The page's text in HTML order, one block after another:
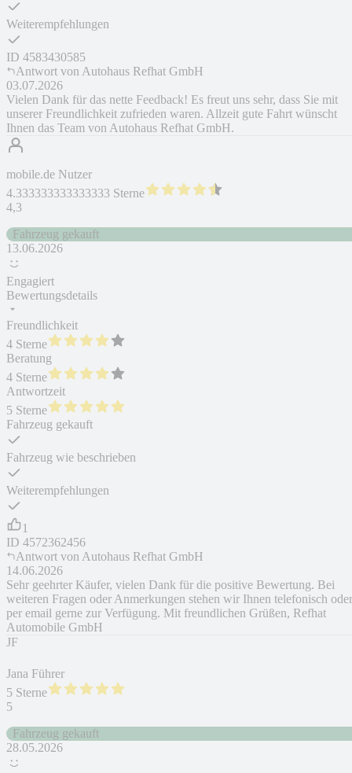
Weiterempfehlungen
ID 4583430585
Antwort von Autohaus Refhat GmbH
03.07.2026
Vielen Dank für das nette Feedback! Es freut uns sehr, dass Sie mit
unserer Freundlichkeit zufrieden waren. Allzeit gute Fahrt wünscht
Ihnen das Team von Autohaus Refhat GmbH.
mobile.de Nutzer
4.333333333333333 Sterne
4,3
Fahrzeug gekauft
13.06.2026
Engagiert
Bewertungsdetails
Freundlichkeit
4 Sterne
Beratung
4 Sterne
Antwortzeit
5 Sterne
Fahrzeug gekauft
Fahrzeug wie beschrieben
Weiterempfehlungen
1
ID 4572362456
Antwort von Autohaus Refhat GmbH
14.06.2026
Sehr geehrter Käufer, vielen Dank für die positive Bewertung. Bei
weiteren Fragen oder Anmerkungen stehen wir Ihnen telefonisch oder
per email gerne zur Verfügung. Mit freundlichen Grüßen, Refhat
Automobile GmbH
JF
Jana Führer
5 Sterne
5
Fahrzeug gekauft
28.05.2026